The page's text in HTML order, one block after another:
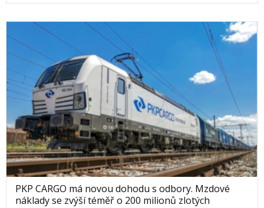
PKP CARGO má novou dohodu s odbory. Mzdové
náklady se zvýší téměř o 200 milionů zlotých